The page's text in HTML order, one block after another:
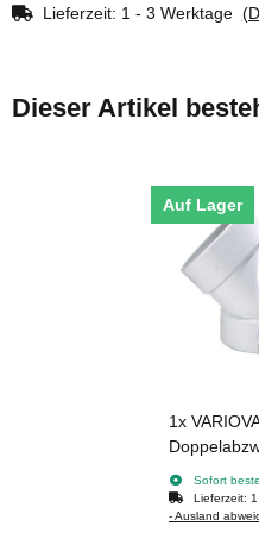
Lieferzeit: 1 - 3 Werktage
Dieser Artikel
Auf Lager
1x
DN50.8
Sofort
Lieferzeit:
- Ausland